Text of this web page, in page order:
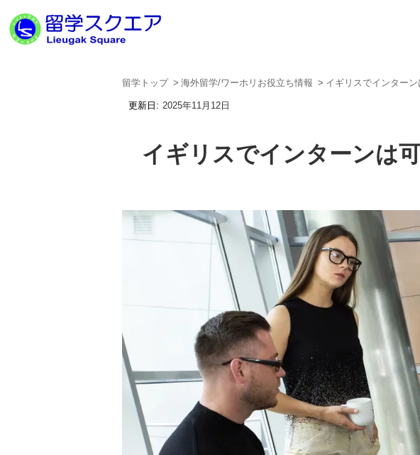
留学トップ 海外留学/ワーホリお役立ち情報 イギリスでインター
2025年11月12日
イギリスでインターンは